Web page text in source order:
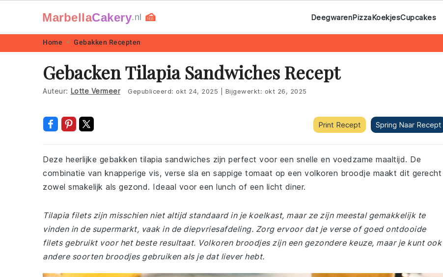
navigation
content
MarbellaCakery.nl 🍰 DeegwarenPizzaKoekjesCupcakes
Home Gebakken Recepten
Gebacken Tilapia Sandwiches Recept
Auteur: Lotte Vermeer Gepubliceerd: okt 24, 2025 Bijgewerkt: okt 26, 2025
Print Recept Spring Naar Recept
Deze heerlijke gebakken tilapia sandwiches zijn perfect voor een snelle en voedzame maaltijd. De
combinatie van knapperige vis, verse sla en sappige tomaat op een volkoren broodje maakt dit gerecht
zowel smakelijk als gezond. Ideaal voor een lunch of een licht diner.
Tilapia filets zijn misschien niet altijd standaard in je koelkast, maar ze zijn meestal gemakkelijk te
vinden in de supermarkt, vaak in de diepvriesafdeling. Zorg ervoor dat je verse of goed ontdooide
filets gebruikt voor het beste resultaat. Volkoren broodjes zijn een gezondere keuze, maar je kunt ook
andere soorten broodjes gebruiken als je dat liever hebt.